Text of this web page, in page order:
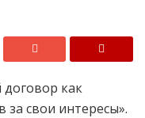
как
свои интересы».